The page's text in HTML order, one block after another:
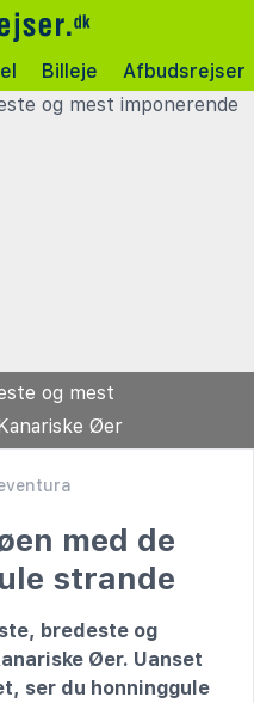
Billeje Afbudsrejser
og mest
Øer
med de
strande
bredeste og
Øer. Uanset
ser du honninggule